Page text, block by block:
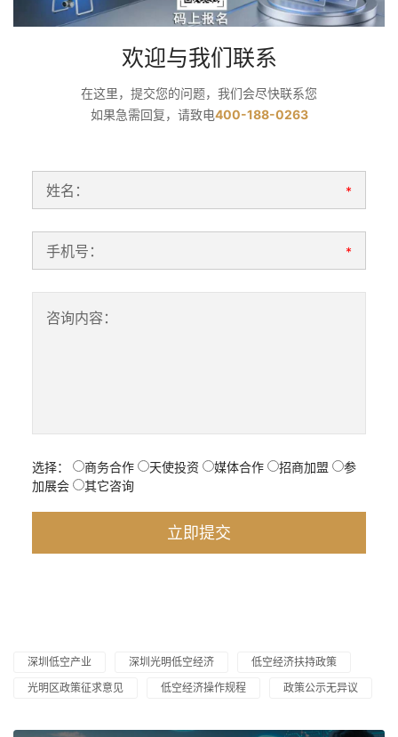
欢迎与我们联系
在这里，提交您的问题，我们会尽快联系您
如果急需回复，请致电400-188-0263
姓名： *
手机号： *
咨询内容：
选择： 商务合作 天使投资 媒体合作 招商加盟
参
加展会
其它咨询
深圳低空产业 深圳光明低空经济
低空经济扶持政策
光明区政策征求意见
低空经济操作规程 政策公示无异议